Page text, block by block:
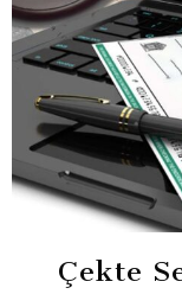
Çekte